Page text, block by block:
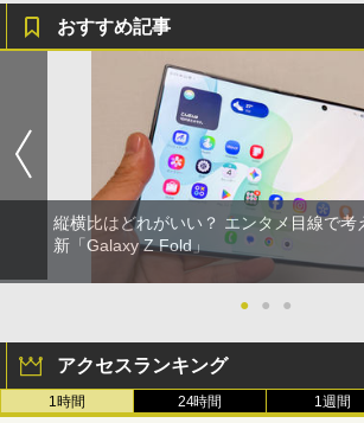
おすすめ記事
縦横比はどれがいい？ エンタメ目線で考
新「Galaxy Z Fold」
● ● ●
アクセスランキング
1時間 24時間 1週間